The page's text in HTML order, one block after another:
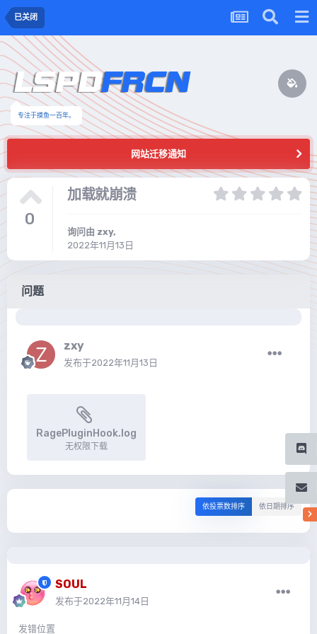
已关闭
专注于摸鱼一百年。
网站迁移通知
0
加载就崩溃
询问由 zxy,
2022年11月13日
问题
zxy
发布于2022年11月13日
RagePluginHook.log
无权限下载
依投票数排序 依日期排序
SOUL
发布于2022年11月14日
发错位置